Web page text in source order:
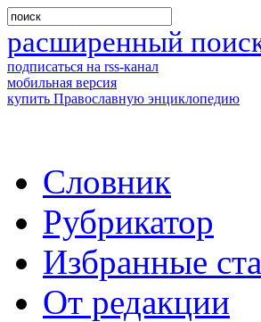
расширенный
подписаться на rss-канал
мобильная версия
купить Православную энциклопедию
Словник
Рубрикатор
Избранные
От редакции